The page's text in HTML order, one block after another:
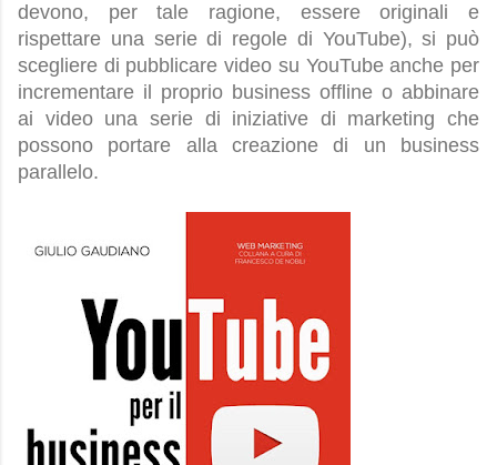
devono, per tale ragione, essere originali e
rispettare una serie di regole di YouTube), si può
scegliere di pubblicare video su YouTube anche per
incrementare il proprio business offline o abbinare
ai video una serie di iniziative di marketing che
possono portare alla creazione di un business
parallelo.